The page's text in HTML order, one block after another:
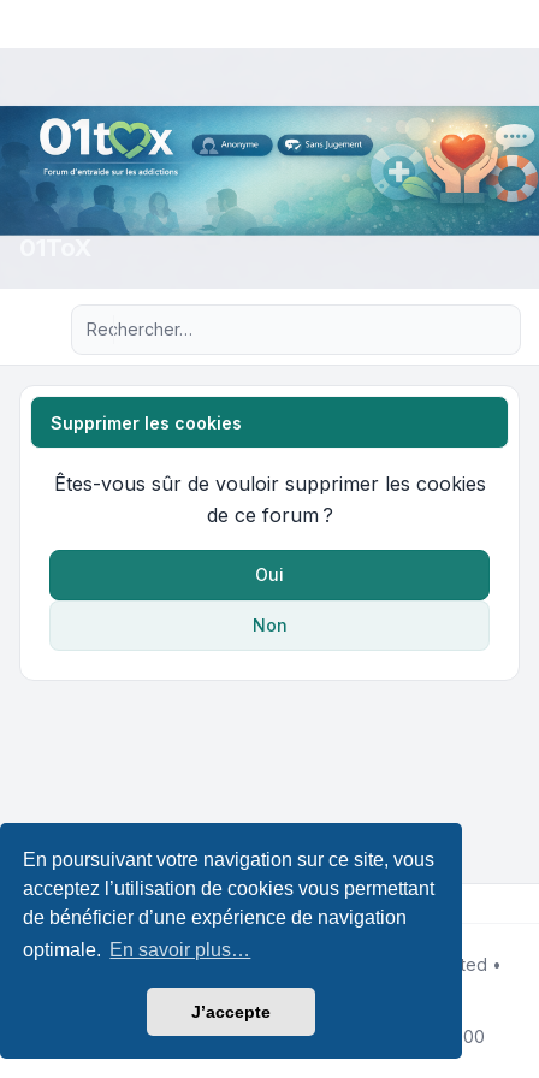
En poursuivant votre navigation sur ce site, vous
acceptez l’utilisation de cookies vous permettant
de bénéficier d’une expérience de navigation
optimale. En savoir plus…
J’accepte
Recherche avancée
Supprimer les cookies
Êtes-vous sûr de vouloir supprimer les cookies
de ce forum ?
Oui
Non
Développé parphpBB® Forum Software © phpBB Limited •
Leenoz
Traduction française officielle©
|Conditions|Fuseau horaire sur UTC+02:00